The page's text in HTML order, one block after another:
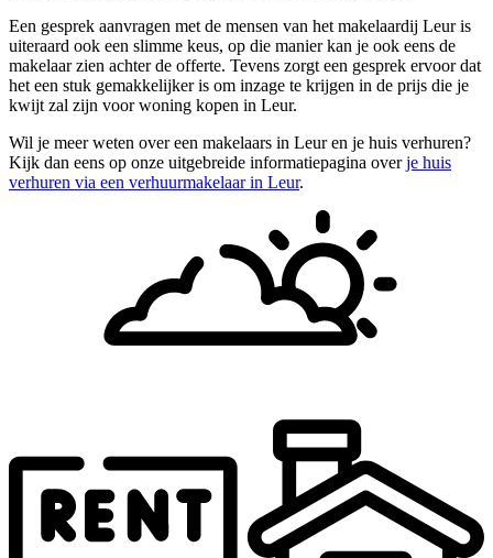
Een gesprek aanvragen met de mensen van het makelaardij Leur is
uiteraard ook een slimme keus, op die manier kan je ook eens de
makelaar zien achter de offerte. Tevens zorgt een gesprek ervoor dat
het een stuk gemakkelijker is om inzage te krijgen in de prijs die je
kwijt zal zijn voor woning kopen in Leur.
Wil je meer weten over een makelaars in Leur en je huis verhuren?
Kijk dan eens op onze uitgebreide informatiepagina overje huis
verhuren via een verhuurmakelaar in Leur.